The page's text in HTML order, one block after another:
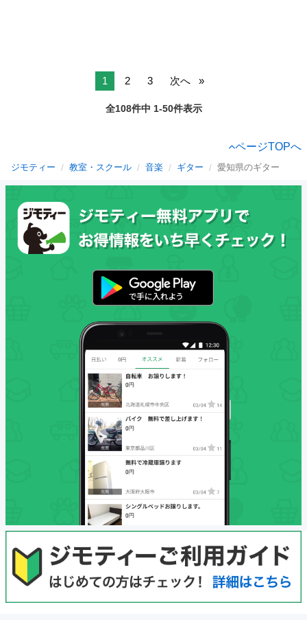
1 2 3 次へ
全108件中 1-50件表示
ページTOPへ
ジモティー 教室・スクール 音楽 ギター 愛知県のギター